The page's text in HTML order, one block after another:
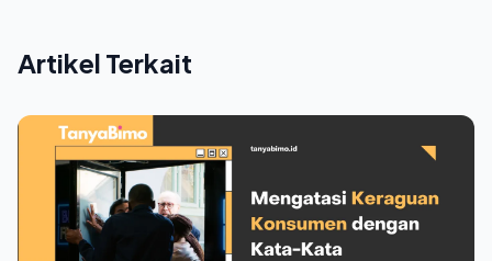
Artikel Terkait